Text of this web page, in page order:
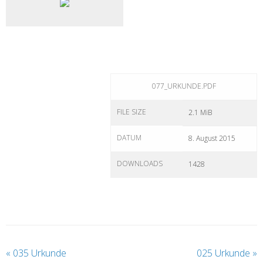
077_URKUNDE.PDF
FILE SIZE 2.1 MiB
DATUM 8. August 2015
DOWNLOADS 1428
« 035 Urkunde 025 Urkunde »